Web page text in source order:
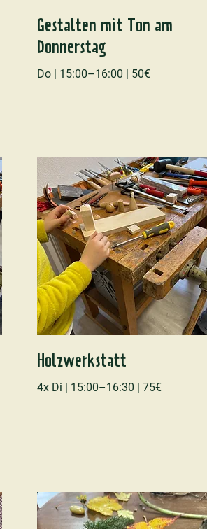
Gestalten mit Ton am
Donnerstag
Do | 15:00–16:00 | 50€
Holzwerkstatt
4x Di | 15:00–16:30 | 75€